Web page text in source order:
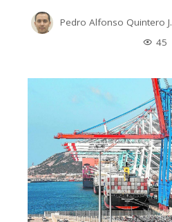
Pedro Alfonso Quintero J.
45